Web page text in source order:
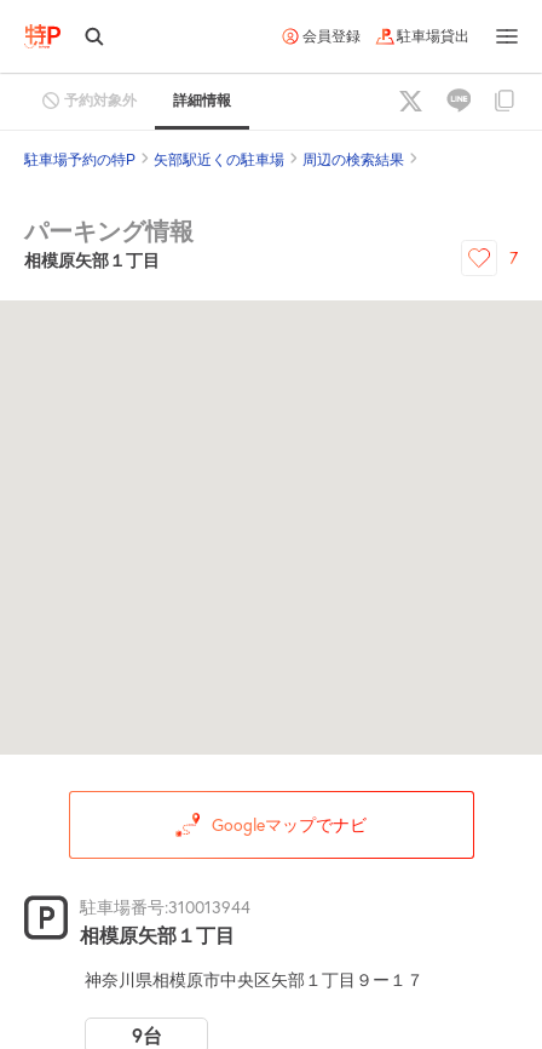
会員登録 駐車場貸出
予約対象外 詳細情報
駐車場予約の特P 矢部駅近くの駐車場 周辺の検索結果
パーキング情報
相模原矢部１丁目 7
Googleマップでナビ
駐車場番号:310013944
相模原矢部１丁目
神奈川県相模原市中央区矢部１丁目９ー１７
9台